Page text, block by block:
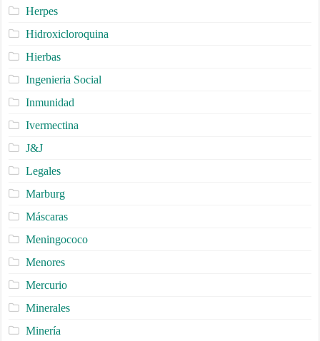
Herpes
Hidroxicloroquina
Hierbas
Ingenieria Social
Inmunidad
Ivermectina
J&J
Legales
Marburg
Máscaras
Meningococo
Menores
Mercurio
Minerales
Minería